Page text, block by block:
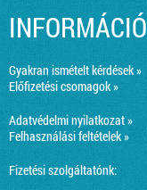
INFORMÁCIÓ
Gyakran ismételt kérdések »
Előfizetési csomagok »
Adatvédelmi nyilatkozat »
Felhasználási feltételek »
Fizetési szolgáltatónk: